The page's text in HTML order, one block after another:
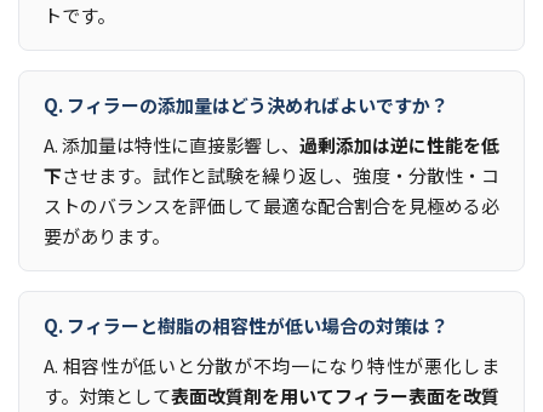
トです。
Q. フィラーの添加量はどう決めればよいですか？
A. 添加量は特性に直接影響し、 過剰添加は逆に性能を低
下させます。試作と試験を繰り返し、強度・分散性・コ
ストのバランスを評価して最適な配合割合を見極める必
要があります。
Q. フィラーと樹脂の相容性が低い場合の対策は？
A. 相容性が低いと分散が不均一になり特性が悪化しま
す。対策として表面改質剤を用いてフィラー表面を改質